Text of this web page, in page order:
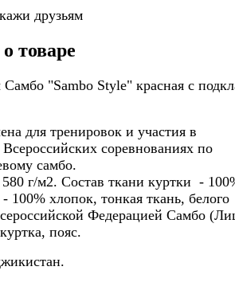
друзьям
товаре
"Sambo Style" красная с
для тренировок и участия в
соревнованиях по
самбо.
г/м2. Состав ткани куртки -
100% хлопок, тонкая ткань, белого
Федерацией Самбо
пояс.